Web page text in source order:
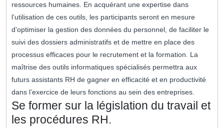
ressources humaines. En acquérant une expertise dans
l’utilisation de ces outils, les participants seront en mesure
d’optimiser la gestion des données du personnel, de faciliter le
suivi des dossiers administratifs et de mettre en place des
processus efficaces pour le recrutement et la formation. La
maîtrise des outils informatiques spécialisés permettra aux
futurs assistants RH de gagner en efficacité et en productivité
dans l’exercice de leurs fonctions au sein des entreprises.
Se former sur la législation du travail et
les procédures RH.